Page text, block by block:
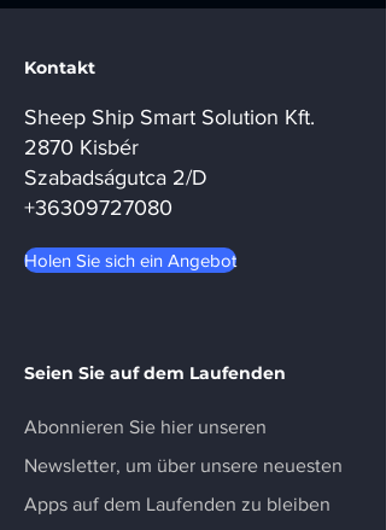
Kontakt
Sheep Ship Smart Solution Kft.
2870 Kisbér
Szabadságutca 2/D
+36309727080
Holen Sie sich ein Angebot
Seien Sie auf dem Laufenden
Abonnieren Sie hier unseren
Newsletter, um über unsere neuesten
Apps auf dem Laufenden zu bleiben